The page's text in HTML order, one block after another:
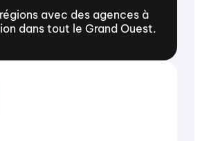
avec des agences à
dans tout le Grand Ouest.